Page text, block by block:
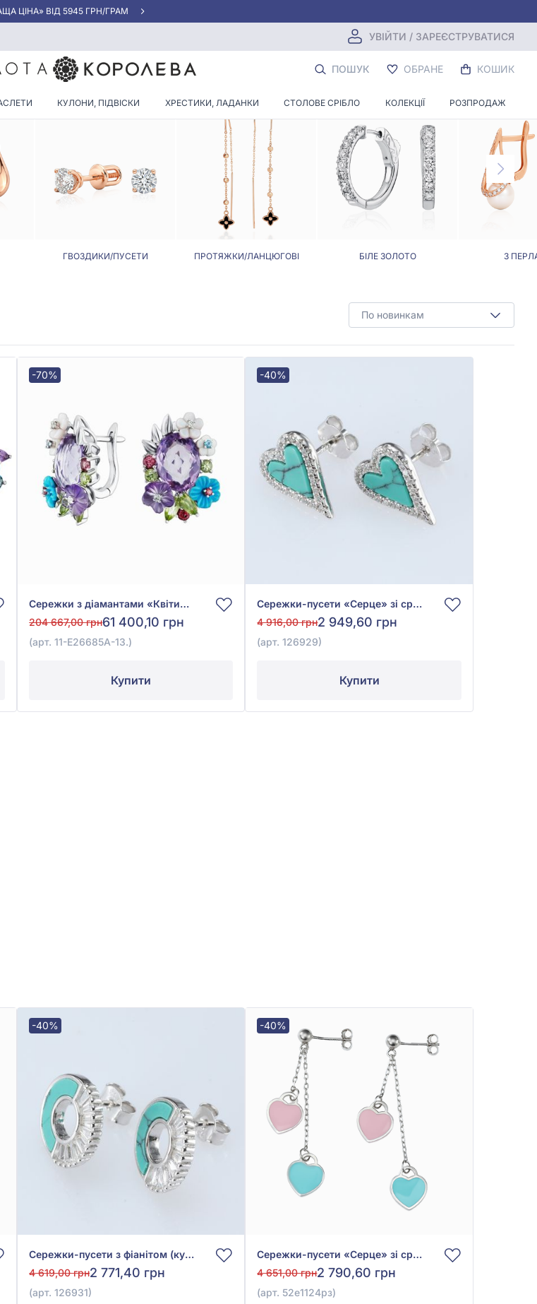
ЦІНА» ВІД 5945 ГРН/ГРАМ
УВІЙТИ / ЗАРЕЄСТРУВАТИСЯ
ПОШУК ОБРАНЕ КОШИК
КУЛОНИ, ПІДВІСКИ ХРЕСТИКИ, ЛАДАНКИ СТОЛОВЕ СРІБЛО КОЛЕКЦІЇ РОЗПРОДАЖ
КАМІННЯМ
ГВОЗДИКИ/ПУСЕТИ ПРОТЯЖКИ/ЛАНЦЮГОВІ БІЛЕ ЗОЛОТО З
По новинкам
-70%
Сережки з діамантами «Квіти» з білого золота 585° з діамантом 0,05ct, топазом блакитним 0,04ct, аметистом 6,98ct, гранатом родолітом 0,39ct, бірюзою 0,66ct, хризолітом 0,9ct, перламутром 0,84ct, арт. 11-Е26685А-13
204 667,00 грн61 400,10 грн
(арт. 11-Е26685А-13.)
Купити
-40%
Сережки-пусети «Серце» зі срібла 925° з бірюзовим фіанітом, арт. 126929
4 916,00 грн2 949,60 грн
(арт. 126929)
Купити
-40%
Сережки-пусети з фіанітом (куб.цирконієм) бірюзового кольору зі срібла 925°, арт. 126931
4 619,00 грн2 771,40 грн
(арт. 126931)
-40%
Сережки-пусети «Серце» зі срібла 925° з рожевою та бірюзовою емаллю, арт. 52е1124рз
4 651,00 грн2 790,60 грн
(арт. 52е1124рз)